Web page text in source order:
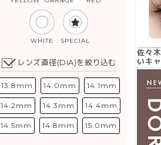
WHITE SPECIAL
レンズ直径(DIA)を絞り込む
13.8mm 14.0mm 14.1mm
14.2mm 14.3mm 14.4mm
14.5mm 14.8mm 15.0mm
佐々
いキ